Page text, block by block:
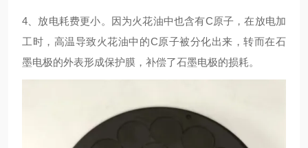
4、放电耗费更小。因为火花油中也含有C原子，在放电加
工时，高温导致火花油中的C原子被分化出来，转而在石
墨电极的外表形成保护膜，补偿了石墨电极的损耗。